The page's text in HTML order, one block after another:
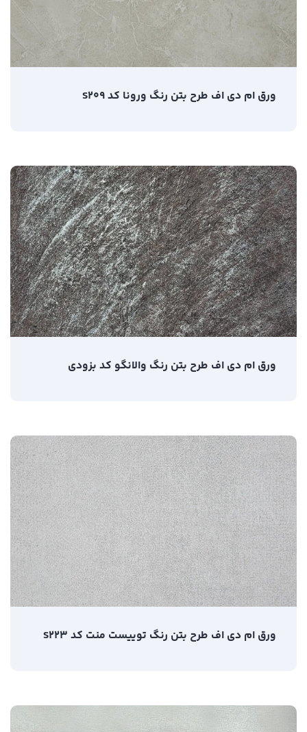
ورق ام دی اف طرح بتن رنگ ورونا کد S209
ورق ام دی اف طرح بتن رنگ والانگو کد بزودی
ورق ام دی اف طرح بتن رنگ توییست منت کد S223